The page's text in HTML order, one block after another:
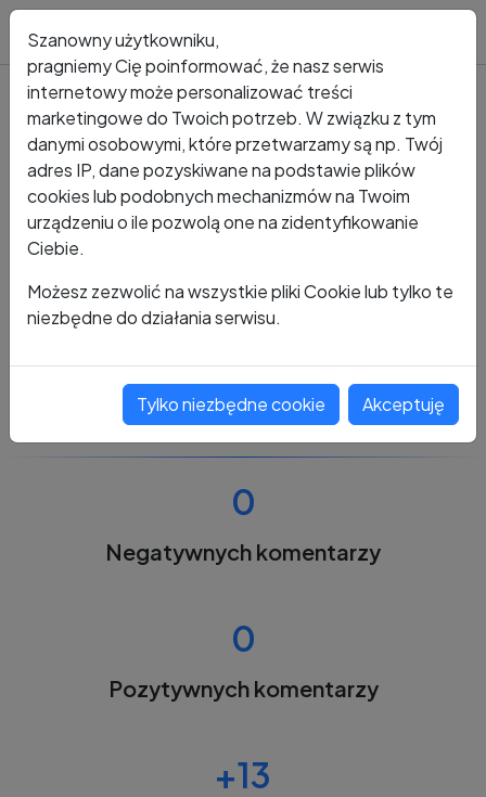
Kto dzwonił? Numer +48 343 576 663
+48 343 576 663
0
Negatywnych komentarzy
0
Pozytywnych komentarzy
+13
Szanowny użytkowniku,
pragniemy Cię poinformować, że nasz serwis
internetowy może personalizować treści
marketingowe do Twoich potrzeb. W związku z tym
danymi osobowymi, które przetwarzamy są np. Twój
adres IP, dane pozyskiwane na podstawie plików
cookies lub podobnych mechanizmów na Twoim
urządzeniu o ile pozwolą one na zidentyfikowanie
Ciebie.
Możesz zezwolić na wszystkie pliki Cookie lub tylko te
niezbędne do działania serwisu.
Tylko niezbędne cookie Akceptuję